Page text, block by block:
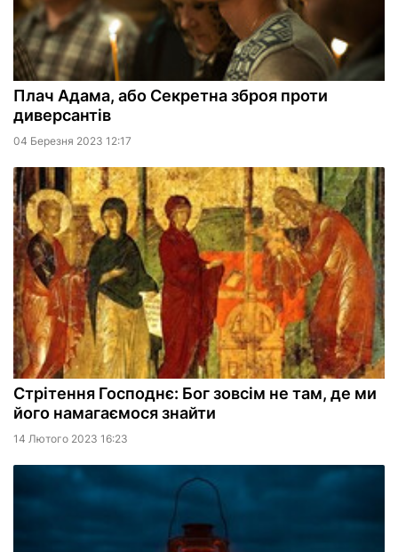
Плач Адама, або Секретна зброя проти
диверсантів
04 Березня 2023 12:17
Стрітення Господнє: Бог зовсім не там, де ми
його намагаємося знайти
14 Лютого 2023 16:23